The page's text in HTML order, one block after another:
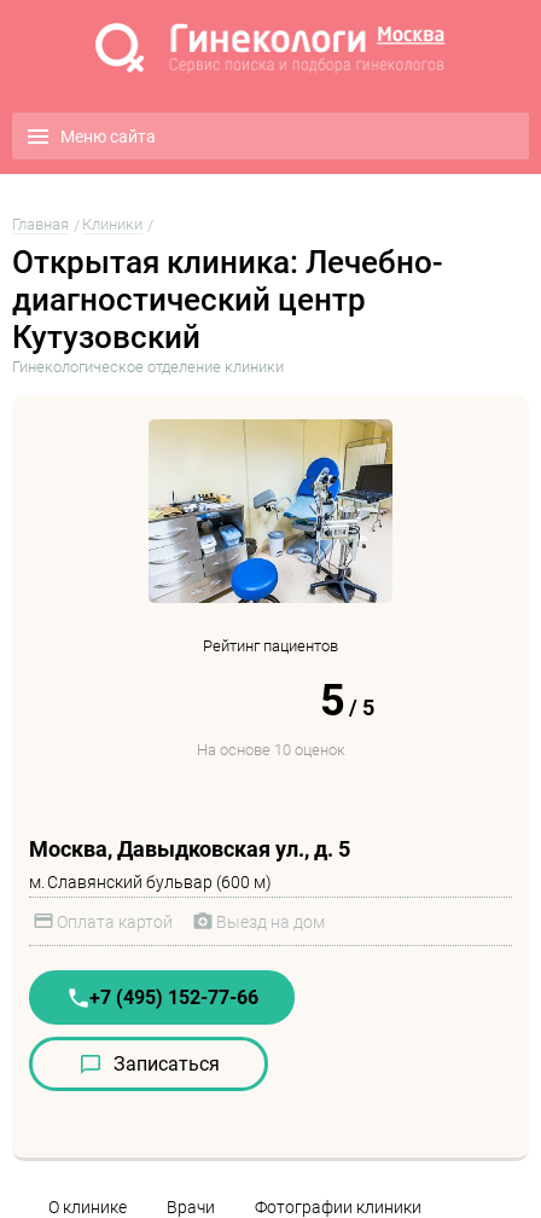
Меню сайта
Главная Клиники
Открытая клиника: Лечебно-
диагностический центр
Кутузовский
Гинекологическое отделение клиники
Рейтинг пациентов
5/ 5
На основе 10 оценок
Москва, Давыдковская ул., д. 5
м. Славянский бульвар (600 м)
Оплата картой Выезд на дом
+7 (495) 152-77-66
Записаться
О клинике Врачи
Фотографии клиники